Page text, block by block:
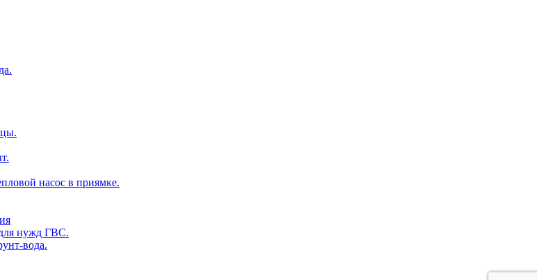
насос в приямке.
для нужд ГВС.
вода.